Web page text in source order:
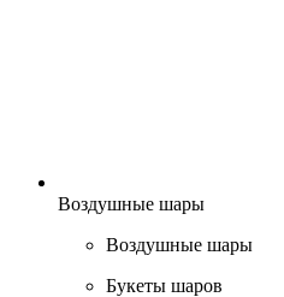
Воздушные шары
Воздушные шары
Букеты шаров